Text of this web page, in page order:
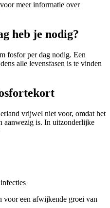
voor meer informatie over
heb je nodig?
fosfor per dag nodig. Een
alle levensfasen is te vinden
vrijwel niet voor, omdat het
aanwezig is. In uitzonderlijke
voor een afwijkende groei van